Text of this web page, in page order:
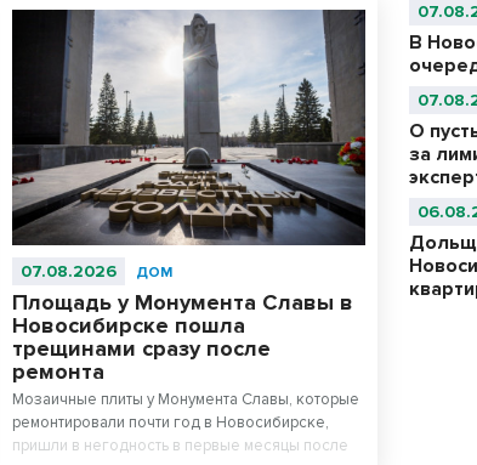
07.08.2026 ДОМ
Площадь у Монумента Славы в
Новосибирске пошла
трещинами сразу после
ремонта
Мозаичные плиты у Монумента Славы, которые
ремонтировали почти год в Новосибирске,
пришли в негодность в первые месяцы после
В
О
за